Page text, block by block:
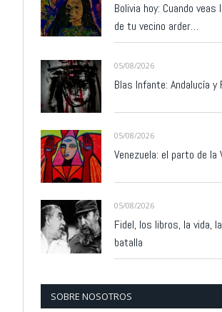
Bolivia hoy: Cuando veas
de tu vecino arder…
05/08/2026
Blas Infante: Andalucía y
05/08/2026
Venezuela: el parto de la
05/08/2026
Fidel, los libros, la vida,
batalla
SOBRE NOSOTROS